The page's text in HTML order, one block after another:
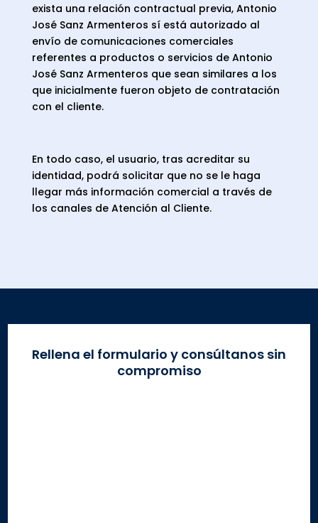
exista una relación contractual previa, Antonio
José Sanz Armenteros sí está autorizado al
envío de comunicaciones comerciales
referentes a productos o servicios de Antonio
José Sanz Armenteros que sean similares a los
que inicialmente fueron objeto de contratación
con el cliente.
En todo caso, el usuario, tras acreditar su
identidad, podrá solicitar que no se le haga
llegar más información comercial a través de
los canales de Atención al Cliente.
Rellena el formulario y consúltanos sin
compromiso